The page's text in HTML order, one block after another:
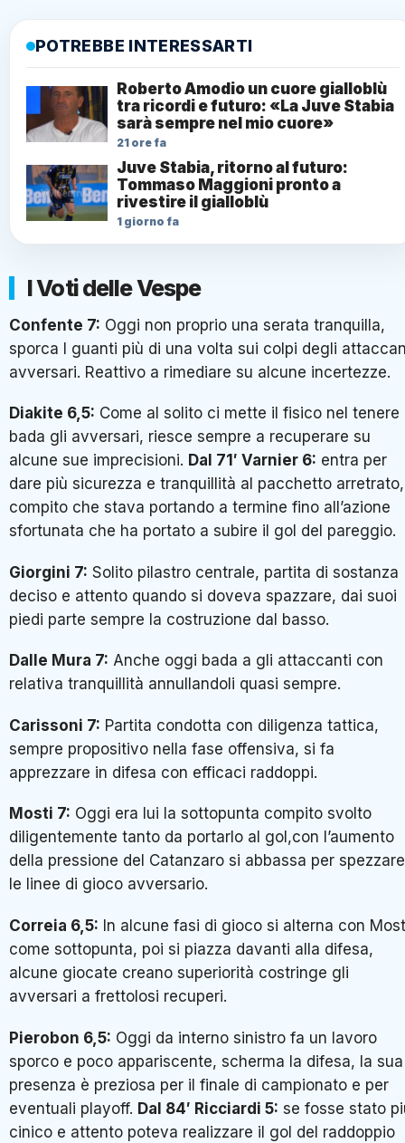
POTREBBE INTERESSARTI
Roberto Amodio un cuore gialloblù
tra ricordi e futuro: «La Juve Stabia
sarà sempre nel mio cuore»
21 ore fa
Juve Stabia, ritorno al futuro:
Tommaso Maggioni pronto a
rivestire il gialloblù
1 giorno fa
I Voti delle Vespe
Confente 7: Oggi non proprio una serata tranquilla,
sporca I guanti più di una volta sui colpi degli
avversari. Reattivo a rimediare su alcune incertezze.
Diakite 6,5: Come al solito ci mette il fisico nel tenere
bada gli avversari, riesce sempre a recuperare su
alcune sue imprecisioni. Dal 71′ Varnier 6: entra per
dare più sicurezza e tranquillità al pacchetto arretrato,
compito che stava portando a termine fino all’azione
sfortunata che ha portato a subire il gol del pareggio.
Giorgini 7: Solito pilastro centrale, partita di sostanza
deciso e attento quando si doveva spazzare, dai suoi
piedi parte sempre la costruzione dal basso.
Dalle Mura 7: Anche oggi bada a gli attaccanti con
relativa tranquillità annullandoli quasi sempre.
Carissoni 7: Partita condotta con diligenza tattica,
sempre propositivo nella fase offensiva, si fa
apprezzare in difesa con efficaci raddoppi.
Mosti 7: Oggi era lui la sottopunta compito svolto
diligentemente tanto da portarlo al gol,con l’aumento
della pressione del Catanzaro si abbassa per spezzare
le linee di gioco avversario.
Correia 6,5: In alcune fasi di gioco si alterna con
come sottopunta, poi si piazza davanti alla difesa,
alcune giocate creano superiorità costringe gli
avversari a frettolosi recuperi.
Pierobon 6,5: Oggi da interno sinistro fa un lavoro
sporco e poco appariscente, scherma la difesa, la sua
presenza è preziosa per il finale di campionato e per
eventuali playoff. Dal 84′ Ricciardi 5: se fosse stato
cinico e attento poteva realizzare il gol del raddoppio